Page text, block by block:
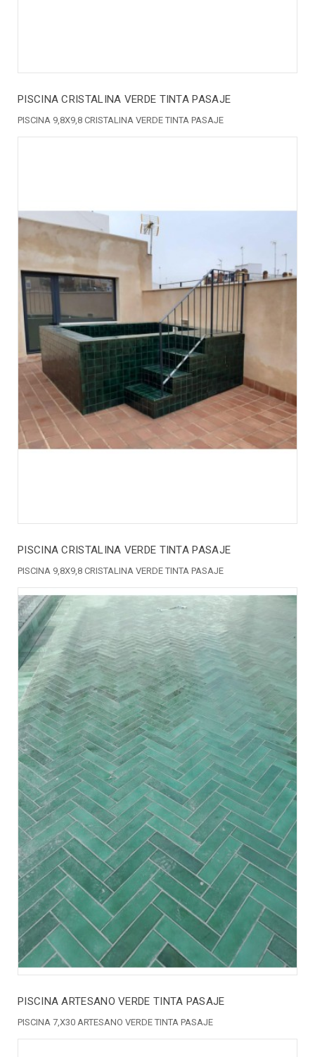
PISCINA CRISTALINA VERDE TINTA PASAJE
PISCINA 9,8X9,8 CRISTALINA VERDE TINTA PASAJE
PISCINA CRISTALINA VERDE TINTA PASAJE
PISCINA 9,8X9,8 CRISTALINA VERDE TINTA PASAJE
PISCINA ARTESANO VERDE TINTA PASAJE
PISCINA 7,X30 ARTESANO VERDE TINTA PASAJE